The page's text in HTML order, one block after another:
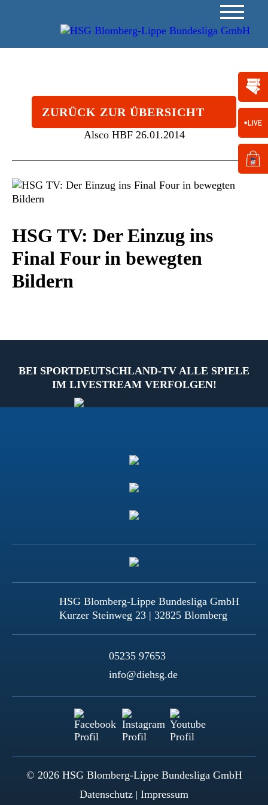
ZURÜCK ZUR ÜBERSICHT
Alsco HBF 26.01.2014
HSG TV: Der Einzug ins
Final Four in bewegten
Bildern
BEI SPORTDEUTSCHLAND-TV ALLE SPIELE
IM LIVESTREAM VERFOLGEN!
HSG Blomberg-Lippe Bundesliga GmbH
Kurzer Steinweg 23 | 32825 Blomberg
05235 97653
info@diehsg.de
© 2026 HSG Blomberg-Lippe Bundesliga GmbH
Datenschutz
Impressum